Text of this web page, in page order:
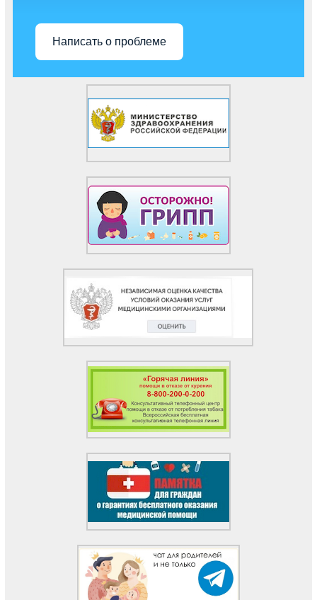
Написать о проблеме